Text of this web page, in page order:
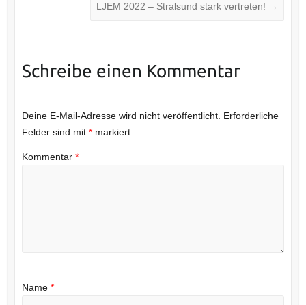
LJEM 2022 – Stralsund stark vertreten! →
Schreibe einen Kommentar
Deine E-Mail-Adresse wird nicht veröffentlicht. Erforderliche
Felder sind mit *markiert
Kommentar *
Name *